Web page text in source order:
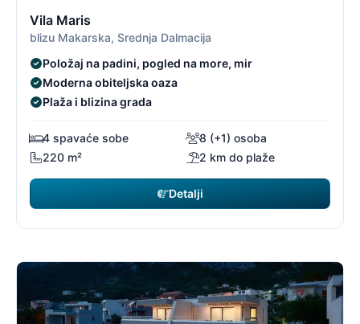
Vila Maris
blizu Makarska, Srednja Dalmacija
Položaj na padini, pogled na more, mir
Moderna obiteljska oaza
Plaža i blizina grada
4 spavaće sobe
8 (+1) osoba
220 m²
2 km do plaže
Detalji